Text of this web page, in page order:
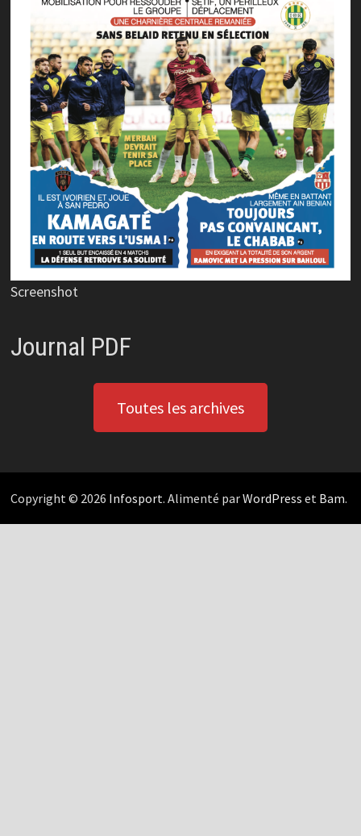
Screenshot
Journal PDF
Toutes les archives
Copyright © 2026 Infosport. Alimenté parWordPress et Bam.